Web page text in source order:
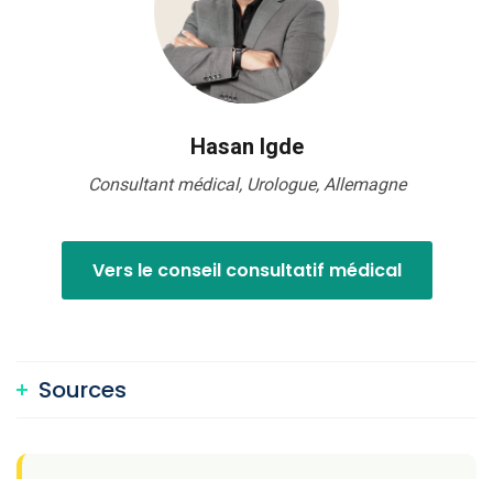
Hasan Igde
Consultant médical, Urologue, Allemagne
Vers le conseil consultatif médical
Sources